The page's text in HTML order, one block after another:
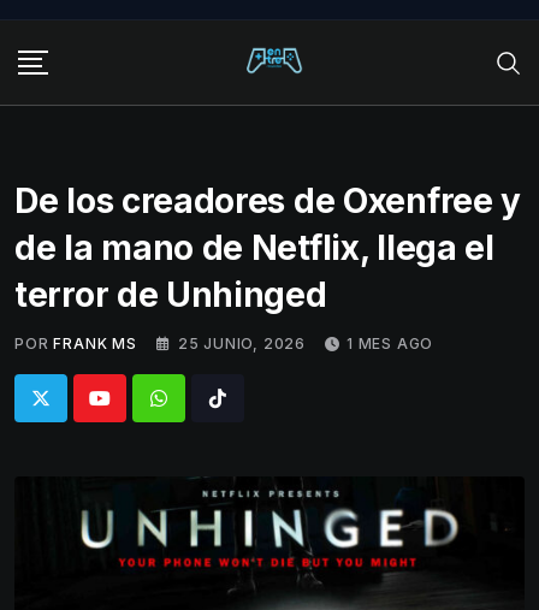
content
De los creadores de Oxenfree y
de la mano de Netflix, llega el
terror de Unhinged
POR FRANK MS 25 JUNIO, 2026 1 MES AGO
WhatsappTiktok